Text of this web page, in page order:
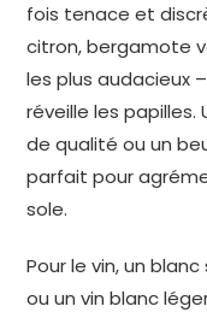
fois tenace et
citron, bergamote
les plus audacieux
réveille les papilles.
de qualité ou un
parfait pour
sole.
Pour le vin, un
ou un vin blanc